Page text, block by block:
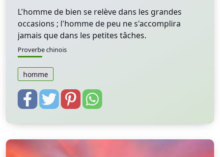
L'homme de bien se relève dans les grandes
occasions ; l'homme de peu ne s'accomplira
jamais que dans les petites tâches.
Proverbe chinois
homme